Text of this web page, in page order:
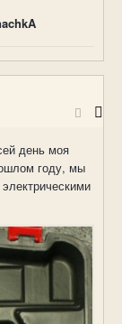
день моя
году, мы